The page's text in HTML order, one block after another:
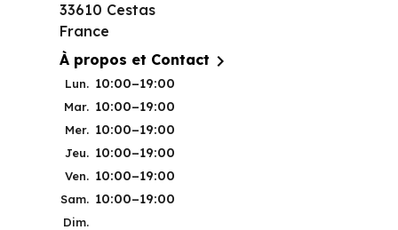
33610 Cestas
France
À propos et Contact 
Lun. 10:00–19:00
Mar. 10:00–19:00
Mer. 10:00–19:00
Jeu. 10:00–19:00
Ven. 10:00–19:00
Sam. 10:00–19:00
Dim.